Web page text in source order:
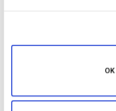
OK
Ahora repetirá los pasos 1 y 2
ligeramente diferente en cada